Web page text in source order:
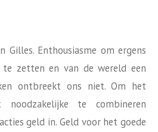
Gilles. Enthousiasme om ergens
te zetten en van de wereld een
ontbreekt ons niet. Om het
noodzakelijke te combineren
geld in. Geld voor het goede